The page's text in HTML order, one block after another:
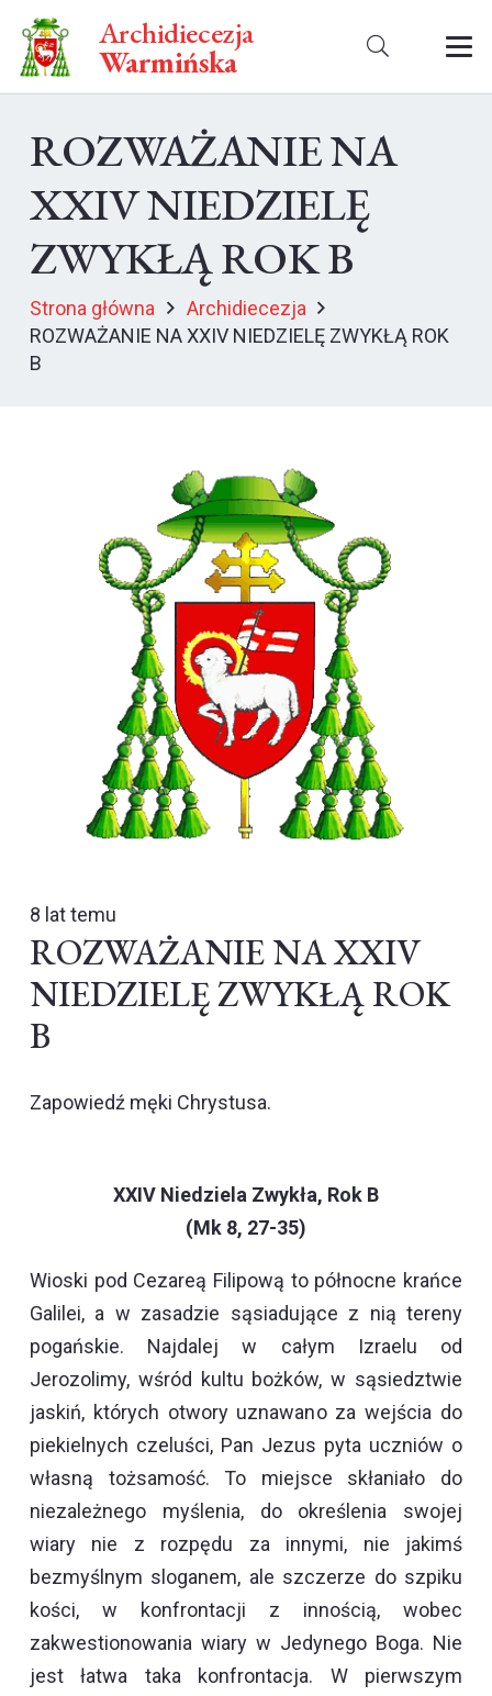
Archidiecezja
Warmińska
ROZWAŻANIE NA
XXIV NIEDZIELĘ
ZWYKŁĄ ROK B
Strona główna
Archidiecezja
ROZWAŻANIE NA XXIV NIEDZIELĘ ZWYKŁĄ ROK
B
8 lat temu
ROZWAŻANIE NA XXIV
NIEDZIELĘ ZWYKŁĄ ROK
B
Zapowiedź męki Chrystusa.
XXIV Niedziela Zwykła, Rok B
(Mk 8, 27-35)
Wioski pod Cezareą Filipową to północne krańce
Galilei, a w zasadzie sąsiadujące z nią tereny
pogańskie. Najdalej w całym Izraelu od
Jerozolimy, wśród kultu bożków, w sąsiedztwie
jaskiń, których otwory uznawano za wejścia do
piekielnych czeluści, Pan Jezus pyta uczniów o
własną tożsamość. To miejsce skłaniało do
niezależnego myślenia, do określenia swojej
wiary nie z rozpędu za innymi, nie jakimś
bezmyślnym sloganem, ale szczerze do szpiku
kości, w konfrontacji z innością, wobec
zakwestionowania wiary w Jedynego Boga. Nie
jest łatwa taka konfrontacja. W pierwszym